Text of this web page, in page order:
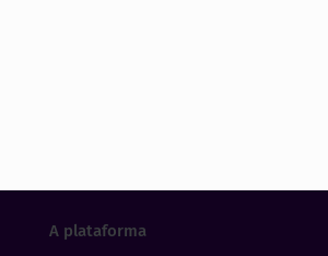
A plataforma